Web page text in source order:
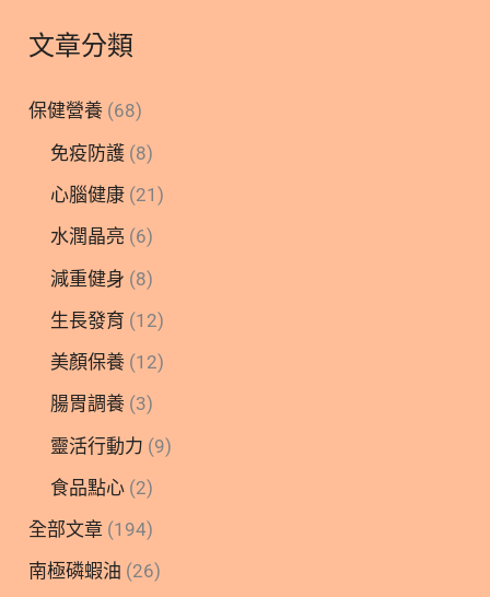
文章分類
保健營養 (68)
免疫防護 (8)
心腦健康 (21)
水潤晶亮 (6)
減重健身 (8)
生長發育 (12)
美顏保養 (12)
腸胃調養 (3)
靈活行動力 (9)
食品點心 (2)
全部文章 (194)
南極磷蝦油 (26)